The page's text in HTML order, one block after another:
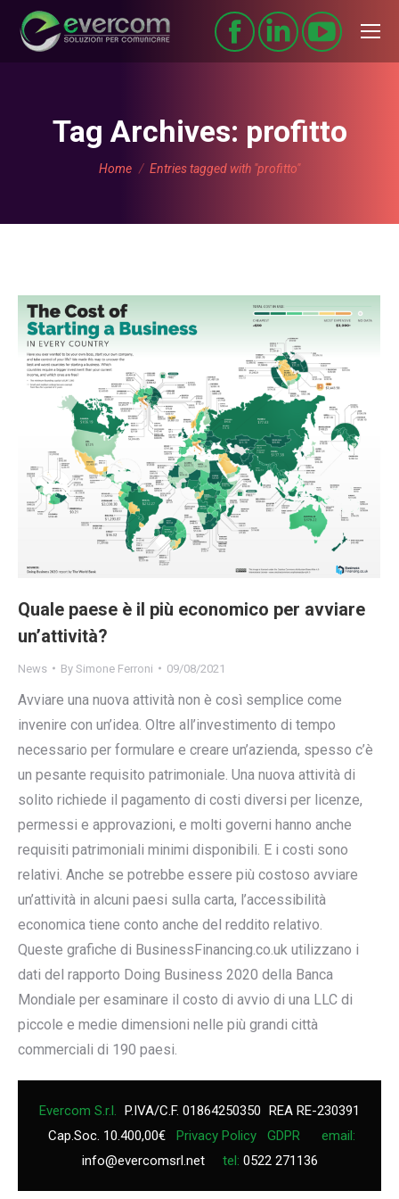
Tag Archives: profitto
You are here:
Home Entries tagged with "profitto"
Quale paese è il più economico per avviare
un’attività?
News By Simone Ferroni 09/08/2021
Avviare una nuova attività non è così semplice come
invenire con un’idea. Oltre all’investimento di tempo
necessario per formulare e creare un’azienda, spesso c’è
un pesante requisito patrimoniale. Una nuova attività di
solito richiede il pagamento di costi diversi per licenze,
permessi e approvazioni, e molti governi hanno anche
requisiti patrimoniali minimi disponibili. E i costi sono
relativi. Anche se potrebbe essere più costoso avviare
un’attività in alcuni paesi sulla carta, l’accessibilità
economica tiene conto anche del reddito relativo.
Queste grafiche di BusinessFinancing.co.uk utilizzano i
dati del rapporto Doing Business 2020 della Banca
Mondiale per esaminare il costo di avvio di una LLC di
piccole e medie dimensioni nelle più grandi città
commerciali di 190 paesi.
Evercom S.r.l. P.IVA/C.F. 01864250350 REA RE-230391
Cap.Soc. 10.400,00€
Privacy Policy GDPR
email:
info@evercomsrl.net
tel: 0522 271136